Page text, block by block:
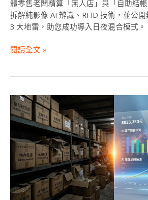
體零售老闆精算「無人店」與「自助結
拆解純影像 AI 辨識、RFID 技術，並公
3 大地雷，助您成功導入日夜混合模式。
南，
這
個
別
踩
閱讀全文 »
別
讓
庫
存
紙！
售